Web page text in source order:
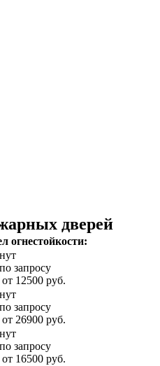
дверей
огнестойкости:
запросу
12500 руб.
запросу
26900 руб.
запросу
16500 руб.